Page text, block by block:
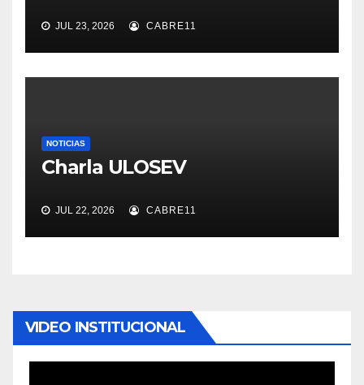
JUL 23, 2026 CABRE11
NOTICIAS
Charla ULOSEV
JUL 22, 2026 CABRE11
VIDEO INSTITUCIONAL